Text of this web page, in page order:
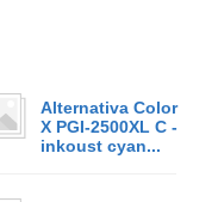
Alternativa Color
X PGI-2500XL C -
inkoust cyan...